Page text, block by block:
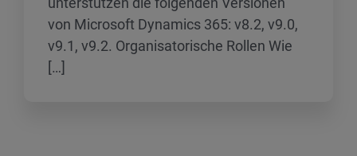
von Microsoft Dynamics 365: v8.2, v9.0,
v9.1, v9.2. Organisatorische Rollen Wie
[…]